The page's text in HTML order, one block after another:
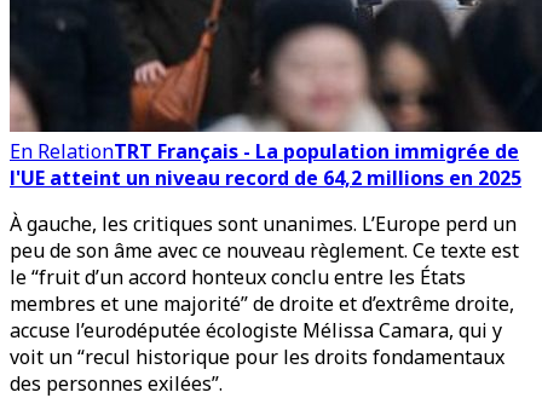
En RelationTRT Français - La population immigrée de
l'UE atteint un niveau record de 64,2 millions en 2025
À gauche, les critiques sont unanimes. L’Europe perd un
peu de son âme avec ce nouveau règlement. Ce texte est
le “fruit d’un accord honteux conclu entre les États
membres et une majorité” de droite et d’extrême droite,
accuse l’eurodéputée écologiste Mélissa Camara, qui y
voit un “recul historique pour les droits fondamentaux
des personnes exilées”.